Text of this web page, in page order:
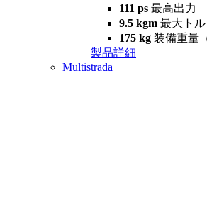
111 ps 最高出力
9.5 kgm 最大トル
175 kg 装備重量
製品詳細
Multistrada